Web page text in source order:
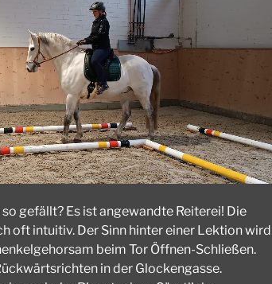
gefällt? Es ist angewandte Reiterei! Die
oft intuitiv. Der Sinn hinter einer Lektion wird
beim Tor Öffnen-Schließen.
in der Glockengasse.